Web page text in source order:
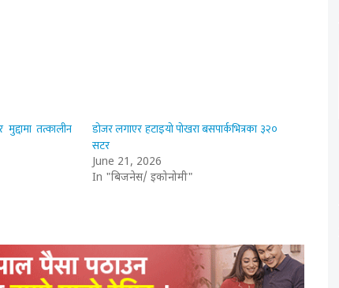
मुद्दामा तत्कालीन
डोजर लगाएर हटाइयो पोखरा बसपार्कभित्रका ३२०
सटर
June 21, 2026
In "बिजनेस/ इकोनोमी"